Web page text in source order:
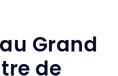
Grand
de